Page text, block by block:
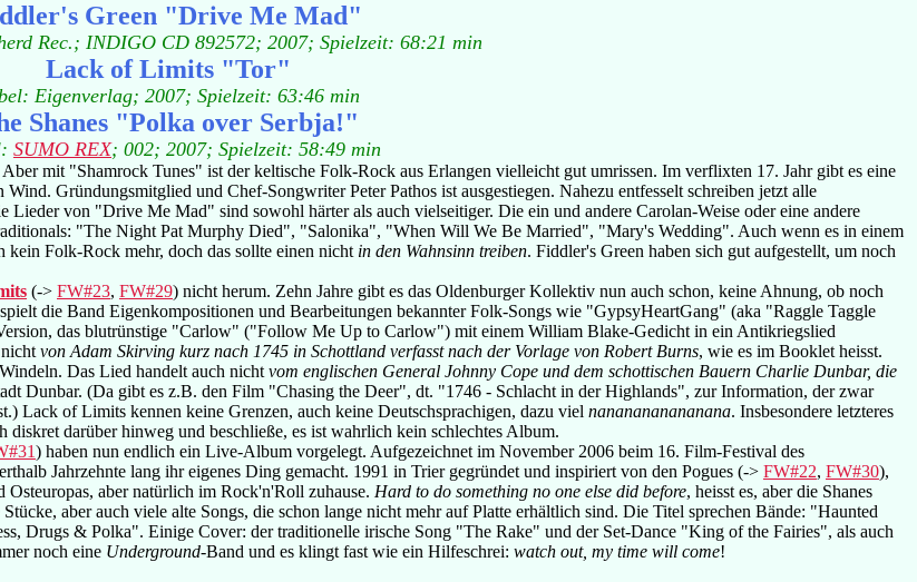
Green "Drive Me Mad"
Rec.; INDIGO CD 892572; 2007; Spielzeit: 68:21 min
Lack of Limits "Tor"
Eigenverlag; 2007; Spielzeit: 63:46 min
Shanes "Polka over Serbja!"
SUMO REX; 002; 2007; Spielzeit: 58:49 min
mit "Shamrock Tunes" ist der keltische Folk-Rock aus Erlangen vielleicht gut umrissen. Im verflixten 17. Jahr gibt es eine
Gründungsmitglied und Chef-Songwriter Peter Pathos ist ausgestiegen. Nahezu entfesselt schreiben jetzt alle
von "Drive Me Mad" sind sowohl härter als auch vielseitiger. Die ein und andere Carolan-Weise oder eine andere
"The Night Pat Murphy Died", "Salonika", "When Will We Be Married", "Mary's Wedding". Auch wenn es in einem
Folk-Rock mehr, doch das sollte einen nicht in den Wahnsinn treiben. Fiddler's Green haben sich gut aufgestellt, um noch
(-> FW#23, FW#29) nicht herum. Zehn Jahre gibt es das Oldenburger Kollektiv nun auch schon, keine Ahnung, ob noch
die Band Eigenkompositionen und Bearbeitungen bekannter Folk-Songs wie "GypsyHeartGang" (aka "Raggle Taggle
das blutrünstige "Carlow" ("Follow Me Up to Carlow") mit einem William Blake-Gedicht in ein Antikriegslied
von Adam Skirving kurz nach 1745 in Schottland verfasst nach der Vorlage von Robert Burns, wie es im Booklet heisst.
Das Lied handelt auch nicht vom englischen General Johnny Cope und dem schottischen Bauern Charlie Dunbar, die
Dunbar. (Da gibt es z.B. den Film "Chasing the Deer", dt. "1746 - Schlacht in der Highlands", zur Information, der zwar
Lack of Limits kennen keine Grenzen, auch keine Deutschsprachigen, dazu viel nananananananana. Insbesondere letzteres
darüber hinweg und beschließe, es ist wahrlich kein schlechtes Album.
) haben nun endlich ein Live-Album vorgelegt. Aufgezeichnet im November 2006 beim 16. Film-Festival des
Jahrzehnte lang ihr eigenes Ding gemacht. 1991 in Trier gegründet und inspiriert von den Pogues (-> FW#22, FW#30),
aber natürlich im Rock'n'Roll zuhause. Hard to do something no one else did before, heisst es, aber die Shanes
aber auch viele alte Songs, die schon lange nicht mehr auf Platte erhältlich sind. Die Titel sprechen Bände: "Haunted
Drugs & Polka". Einige Cover: der traditionelle irische Song "The Rake" und der Set-Dance "King of the Fairies", als auch
noch eine Underground-Band und es klingt fast wie ein Hilfeschrei: watch out, my time will come!